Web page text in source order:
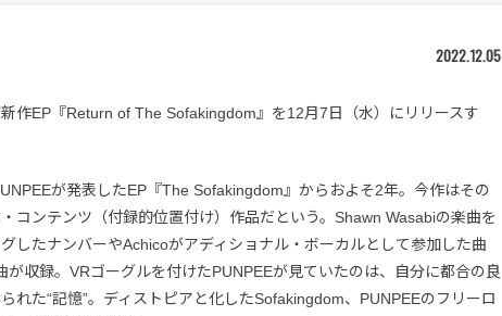
2022.12.05
作EP『Return of The Sofakingdom』を12月7日（水）にリリースす
が発表したEP『The Sofakingdom』からおよそ2年。今作はその
コンテンツ（付録的位置付け）作品だという。Shawn Wasabiの楽曲を
したナンバーやAchicoがアディショナル・ボーカルとして参加した曲
が収録。VRゴーグルを付けたPUNPEEが見ていたのは、自分に都合の良
れた“記憶”。ディストピアと化したSofakingdom、PUNPEEのフリーロ